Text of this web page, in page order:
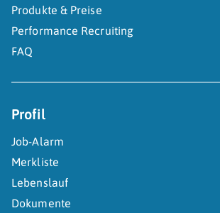
Produkte & Preise
Performance Recruiting
FAQ
Profil
Job-Alarm
Merkliste
Lebenslauf
Dokumente